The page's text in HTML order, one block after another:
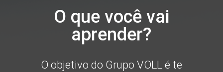
O que você vai
aprender?
O objetivo do Grupo VOLL é te